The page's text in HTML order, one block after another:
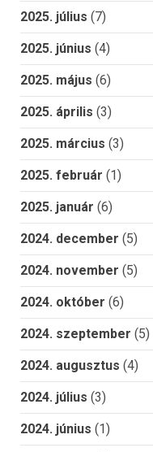
2025. július (7)
2025. június (4)
2025. május (6)
2025. április (3)
2025. március (3)
2025. február (1)
2025. január (6)
2024. december (5)
2024. november (5)
2024. október (6)
2024. szeptember (5)
2024. augusztus (4)
2024. július (3)
2024. június (1)